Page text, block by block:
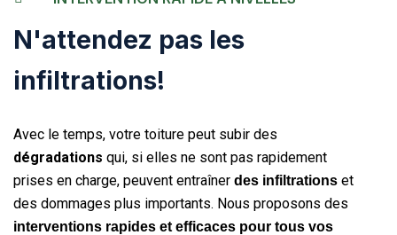
N'attendez pas les
infiltrations!
Avec le temps, votre toiture peut subir des
dégradations qui, si elles ne sont pas rapidement
prises en charge, peuvent entraîner des infiltrations et
des dommages plus importants. Nous proposons des
interventions rapides et efficaces pour tous vos